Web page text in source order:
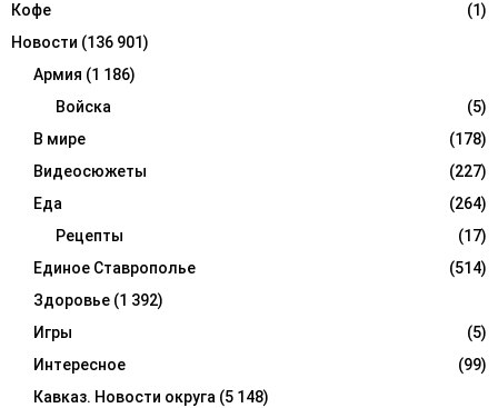
Кофе
(1)
Новости (136 901)
Армия (1 186)
Войска
(5)
В мире
(178)
Видеосюжеты
(227)
Еда
(264)
Рецепты
(17)
Единое Ставрополье
(514)
Здоровье (1 392)
Игры
(5)
Интересное
(99)
Кавказ. Новости округа (5 148)